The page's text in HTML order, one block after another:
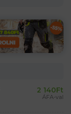
2 140Ft
ÁFA-val